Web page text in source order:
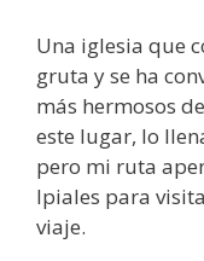
Una iglesia que
gruta y se ha
más hermosos
este lugar, lo
pero mi ruta
Ipiales para
viaje.